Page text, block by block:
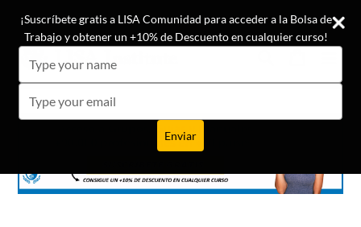
directamente
contenido
¡Conoce las opiniones de nuestros +19.500 alumnos!
Carrito
Carrito
¡Suscríbete gratis a LISA Comunidad para acceder a la Bolsa de
Trabajo y obtener un +10% de Descuento en cualquier curso!
your
name
your
email
Enviar